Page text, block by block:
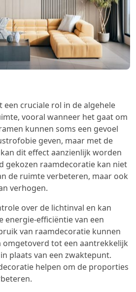
een cruciale rol in de algehele
vooral wanneer het gaat om
kunnen soms een gevoel
geven, maar met de
dit effect aanzienlijk worden
gekozen raamdecoratie kan niet
de ruimte verbeteren, maar ook
verhogen.
over de lichtinval en kan
energie-efficiëntie van een
van raamdecoratie kunnen
tot een aantrekkelijk
plaats van een zwaktepunt.
helpen om de proporties